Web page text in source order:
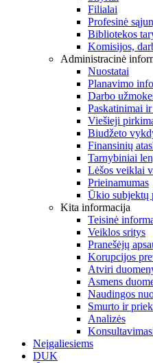
Filialai
Profesinė
Bibliotekos
Komisijos,
Administracinė
Nuostatai
Planavimo
Darbo
Paskatinimai
Viešieji
Biudžeto
Finansinių
Tarnybiniai
Lėšos veiklai
Prieinamumas
Ūkio subjektų
Kita informacija
Teisinė
Veiklos sritys
Pranešėjų
Korupcijos
Atviri
Asmens
Naudingos
Smurto ir
Analizės
Neįgaliesiems
DUK